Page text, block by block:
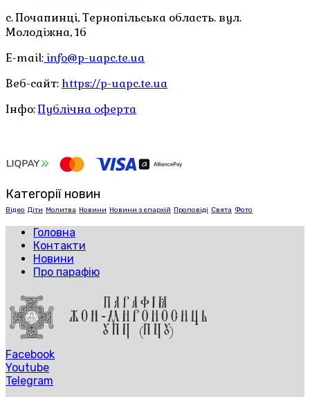
с. Почапинці, Тернопільська область. вул.
Молодіжна, 1б
E-mail: info@p-uapc.te.ua
Веб-сайт: https://p-uapc.te.ua
Інфо:Публічна оферта
Категорії новин
Відео Діти Молитва Новини Новини з єпархій Проповіді Свята Фото
Головна
Контакти
Новини
Про парафію
Facebook
Youtube
Telegram